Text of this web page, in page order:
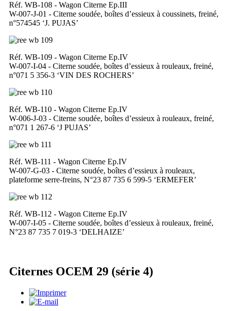
Réf. WB-108 - Wagon Citerne Ep.III
W-007-J-01 - Citerne soudée, boîtes d’essieux à coussinets, freiné,
n°574545 ‘J. PUJAS’
Réf. WB-109 - Wagon Citerne Ep.IV
W-007-I-04 - Citerne soudée, boîtes d’essieux à rouleaux, freiné,
n°071 5 356-3 ‘VIN DES ROCHERS’
Réf. WB-110 - Wagon Citerne Ep.IV
W-006-J-03 - Citerne soudée, boîtes d’essieux à rouleaux, freiné,
n°071 1 267-6 ‘J PUJAS’
Réf. WB-111 - Wagon Citerne Ep.IV
W-007-G-03 - Citerne soudée, boîtes d’essieux à rouleaux,
plateforme serre-freins, N°23 87 735 6 599-5 ‘ERMEFER’
Réf. WB-112 - Wagon Citerne Ep.IV
W-007-I-05 - Citerne soudée, boîtes d’essieux à rouleaux, freiné,
N°23 87 735 7 019-3 ‘DELHAIZE’
Citernes OCEM 29 (série 4)